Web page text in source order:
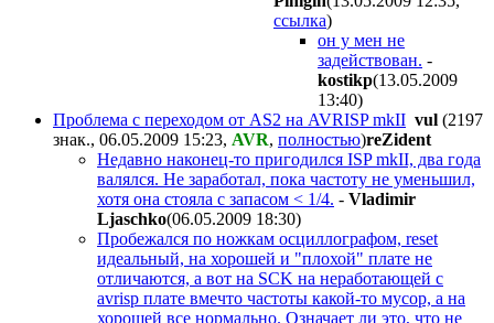
ссылка)
он у мен не
задействован. -
kostikp(13.05.2009
13:40)
Проблема с переходом от AS2 на AVRISP mkII vul (2197
знак., 06.05.2009 15:23, AVR, полностью)reZident
Недавно наконец-то пригодился ISP mkII, два года
валялся. Не заработал, пока частоту не уменьшил,
хотя она стояла с запасом < 1/4. - Vladimir
Ljaschko(06.05.2009 18:30)
Пробежался по ножкам осциллографом, reset
идеальный, на хорошей и "плохой" плате не
отличаются, а вот на SCK на неработающей с
avrisp плате вмечто частоты какой-то мусор, а на
хорошей все нормально. Означает ли это, что не